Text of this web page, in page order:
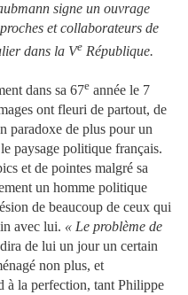
signe un ouvrage
et collaborateurs de
dans la Ve République.
dans sa 67e année le 7
ont fleuri de partout, de
paradoxe de plus pour un
paysage politique français.
et de pointes malgré sa
un homme politique
de beaucoup de ceux qui
avec lui. « Le problème de
dira de lui un jour un certain
non plus, et
à la perfection, tant Philippe